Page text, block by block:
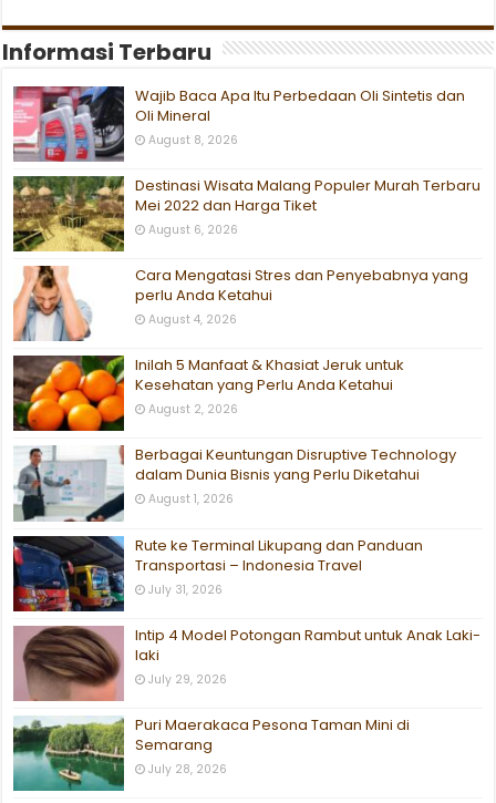
Informasi Terbaru
Wajib Baca Apa Itu Perbedaan Oli Sintetis dan
Oli Mineral
August 8, 2026
Destinasi Wisata Malang Populer Murah Terbaru
Mei 2022 dan Harga Tiket
August 6, 2026
Cara Mengatasi Stres dan Penyebabnya yang
perlu Anda Ketahui
August 4, 2026
Inilah 5 Manfaat & Khasiat Jeruk untuk
Kesehatan yang Perlu Anda Ketahui
August 2, 2026
Berbagai Keuntungan Disruptive Technology
dalam Dunia Bisnis yang Perlu Diketahui
August 1, 2026
Rute ke Terminal Likupang dan Panduan
Transportasi – Indonesia Travel
July 31, 2026
Intip 4 Model Potongan Rambut untuk Anak Laki-
laki
July 29, 2026
Puri Maerakaca Pesona Taman Mini di
Semarang
July 28, 2026